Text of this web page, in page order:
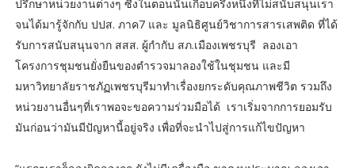
ปรึกษาหน่วยงานต่างๆ ซี่งในตอนนั้นเกือบครึ่งหนึ่งที่ไม่สนับสนุนเรา
จนได้มารู้จักกับ ปปส. ภาค7 และ มูลนิธิศูนย์วิชาการสารเสพติด ที่ได้
รับการสนับสนุนจาก สสส. ผู้กำกับ สภ.เมืองเพชรบุรี ลองเอา
โครงการชุมชนยั่งยืนของตำรวจมาลองใช้ในชุมชน และมี
มหาวิทยาลัยราชภัฏเพชรบุรีมาทำเรื่องยกระดับคุณภาพชีวิต รวมถึง
หน่วยงานอื่นๆที่เราพอจะขอความร่วมมือได้ เราเริ่มจากการยอมรับ
มันก่อนว่ามันมีปัญหานี้อยู่จริง เพื่อที่จะนำไปสู่การแก้ไขปัญหา